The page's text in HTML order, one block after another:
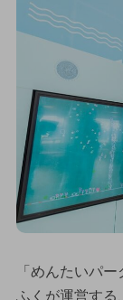
「めんたいパ
ふくが運営する